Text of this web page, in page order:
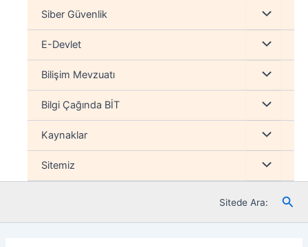
Siber Güvenlik Menu
düğmesi
E-Devlet Menu
düğmesi
Bilişim Mevzuatı Menu
düğmesi
Bilgi Çağında BİT Menu
düğmesi
Kaynaklar Menu
düğmesi
Sitemiz Menu
düğmesi
Sitede Ara: